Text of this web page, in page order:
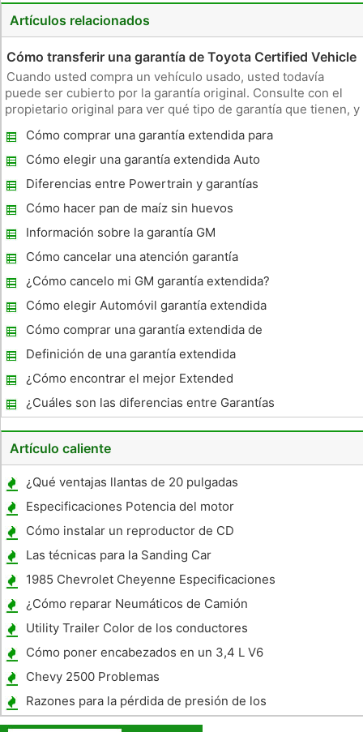
Artículos relacionados
Cómo transferir una garantía de Toyota Certified Vehicle
Cuando usted compra un vehículo usado, usted todavía
puede ser cubierto por la garantía original. Consulte con el
propietario original para ver qué tipo de garantía que tienen, y
transferir la cobertura de la garantía para ti. Esto significa qu
Cómo comprar una garantía extendida para
un coche
Cómo elegir una garantía extendida Auto
Diferencias entre Powertrain y garantías
integrales
Cómo hacer pan de maíz sin huevos
Información sobre la garantía GM
Cómo cancelar una atención garantía
extendida Honda
¿Cómo cancelo mi GM garantía extendida?
Cómo elegir Automóvil garantía extendida
Cómo comprar una garantía extendida de
GM
Definición de una garantía extendida
¿Cómo encontrar el mejor Extended
Warranty Company Auto
¿Cuáles son las diferencias entre Garantías
De segunda mano y extendido certificados?
Artículo caliente
¿Qué ventajas llantas de 20 pulgadas
cuentan con más de 18 pulgadas ?
Especificaciones Potencia del motor
Cómo instalar un reproductor de CD
Pioneer en un coche
Las técnicas para la Sanding Car
1985 Chevrolet Cheyenne Especificaciones
¿Cómo reparar Neumáticos de Camión
Utility Trailer Color de los conductores
Cómo poner encabezados en un 3,4 L V6
Camaro
Chevy 2500 Problemas
Razones para la pérdida de presión de los
neumáticos